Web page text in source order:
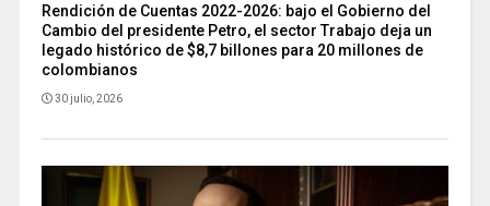
Rendición de Cuentas 2022-2026: bajo el Gobierno del
Cambio del presidente Petro, el sector Trabajo deja un
legado histórico de $8,7 billones para 20 millones de
colombianos
30 julio, 2026